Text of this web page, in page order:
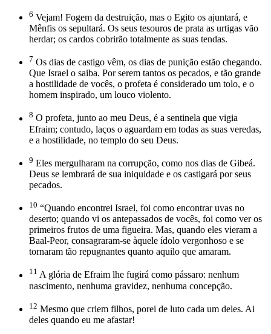
6 Vejam! Fogem da destruição, mas o Egito os ajuntará, e
Mênfis os sepultará. Os seus tesouros de prata as urtigas vão
herdar; os cardos cobrirão totalmente as suas tendas.
7 Os dias de castigo vêm, os dias de punição estão chegando.
Que Israel o saiba. Por serem tantos os pecados, e tão grande
a hostilidade de vocês, o profeta é considerado um tolo, e o
homem inspirado, um louco violento.
8 O profeta, junto ao meu Deus, é a sentinela que vigia
Efraim; contudo, laços o aguardam em todas as suas veredas,
e a hostilidade, no templo do seu Deus.
9 Eles mergulharam na corrupção, como nos dias de Gibeá.
Deus se lembrará de sua iniquidade e os castigará por seus
pecados.
10 “Quando encontrei Israel, foi como encontrar uvas no
deserto; quando vi os antepassados de vocês, foi como ver os
primeiros frutos de uma figueira. Mas, quando eles vieram a
Baal-Peor, consagraram-se àquele ídolo vergonhoso e se
tornaram tão repugnantes quanto aquilo que amaram.
11 A glória de Efraim lhe fugirá como pássaro: nenhum
nascimento, nenhuma gravidez, nenhuma concepção.
12 Mesmo que criem filhos, porei de luto cada um deles. Ai
deles quando eu me afastar!